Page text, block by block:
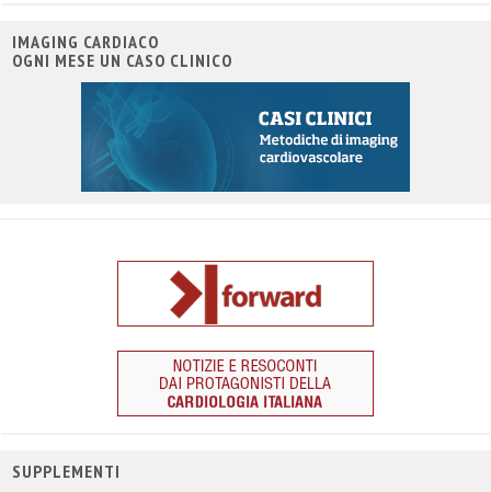
IMAGING CARDIACO
OGNI MESE UN CASO CLINICO
SUPPLEMENTI